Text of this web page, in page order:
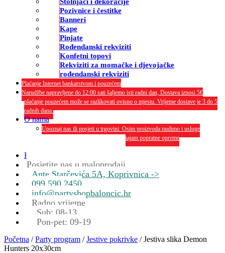
Pozivnice i čestitke
Banneri
Kape
Pinjate
Rođendanski rekviziti
Konfetni topovi
Rekviziti za momačke i djevojačke
rođendanski rekviziti
Plaćanje Internet bankarstvom i pouzećem
Narudžbe napravljene do 12:00 sati šaljemo isti radni dan, Dostava iznosi 5€
plaćanje pouzećem može se razlikovati ovisno o mjestu. Vrijeme dostave je 3 do 5
radnih dana.
O nama
Upoznaj nas ili posjeti u trgovini. Osim proizvoda nudimo i usluge
dekoriranja interijera i eksterija te najam popratne opreme
Kontakt
Posjetite nas u maloprodaji
Ante Starčevića 5A, Koprivnica ->
099 590 2450
info@partyshopbaloncic.hr
Radno vrijeme
Sub: 08-13
Pon-pet: 09-19
Početna /Party program /Jestive pokrivke / Jestiva slika Demon
Hunters 20x30cm